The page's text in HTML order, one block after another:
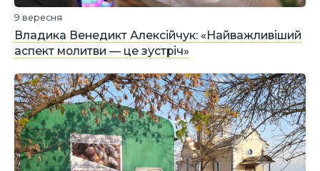
Владика Венедикт Алексійчук: «Найважливіший
аспект молитви — це зустріч»
9 вересня